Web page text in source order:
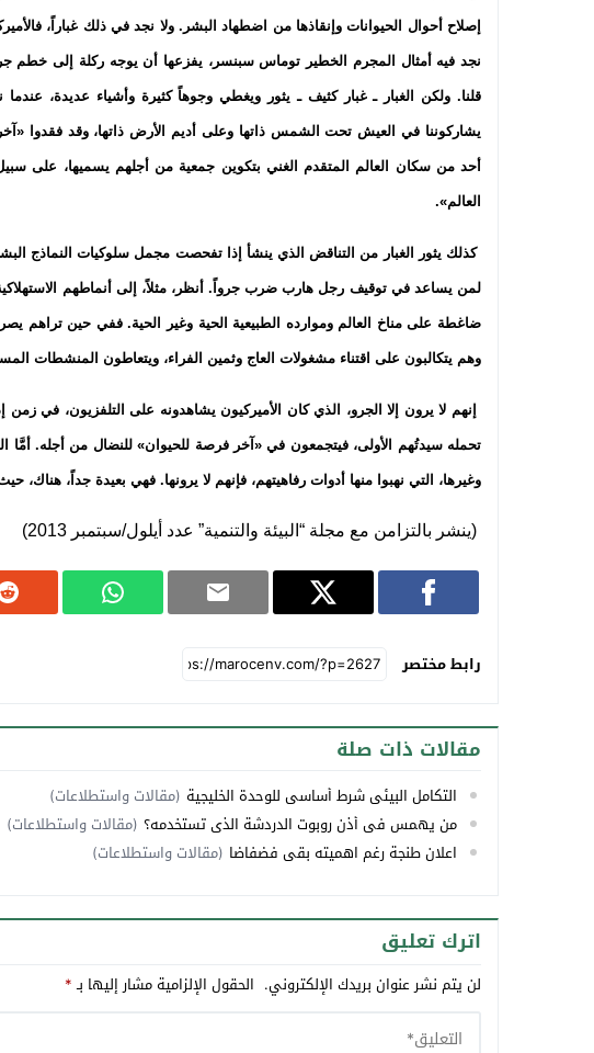
إصلاح أحوال الحيوانات وإنقاذها من اضطهاد البشر. ولا نجد في ذلك غباراً،
نجد فيه أمثال المجرم الخطير توماس سبنسر، يفزعها أن يوجه ركلة إلى خطم
قلنا. ولكن الغبار ـ غبار كثيف ـ يثور ويغطي وجوهاً كثيرة وأشياء عديدة،
يشاركوننا في العيش تحت الشمس ذاتها وعلى أديم الأرض ذاتها، وقد فقدوا
أحد من سكان العالم المتقدم الغني بتكوين جمعية من أجلهم يسميها، على
العالم».
كذلك يثور الغبار من التناقض الذي ينشأ إذا تفحصت مجمل سلوكيات النماذج
لمن يساعد في توقيف رجل هارب ضرب جرواً. أنظر، مثلاً، إلى أنماطهم الاستهلاكية
ضاغطة على مناخ العالم وموارده الطبيعية الحية وغير الحية. ففي حين تراهم
وهم يتكالبون على اقتناء مشغولات العاج وثمين الفراء، ويتعاطون المنشطات
إنهم لا يرون إلا الجرو، الذي كان الأميركيون يشاهدونه على التلفزيون، في زمن
تحمله سيدتُهم الأولى، فيتجمعون في «آخر فرصة للحيوان» للنضال من أجله. أمَّا
وغيرها، التي نهبوا منها أدوات رفاهيتهم، فإنهم لا يرونها. فهي بعيدة جداً،
(ينشر بالتزامن مع مجلة “البيئة والتنمية” عدد أيلول/سبتمبر 2013)
رابط مختصر
مقالات ذات صلة
التكامل البيئي شرط أساسي للوحدة الخليجية (مقالات واستطلاعات)
من يهمس في أذن روبوت الدردشة الذي تستخدمه؟ (مقالات واستطلاعات)
اعلان طنجة رغم اهميته بقي فضفاضا (مقالات واستطلاعات)
اترك تعليق
لن يتم نشر عنوان بريدك الإلكتروني. الحقول الإلزامية مشار إليها بـ*